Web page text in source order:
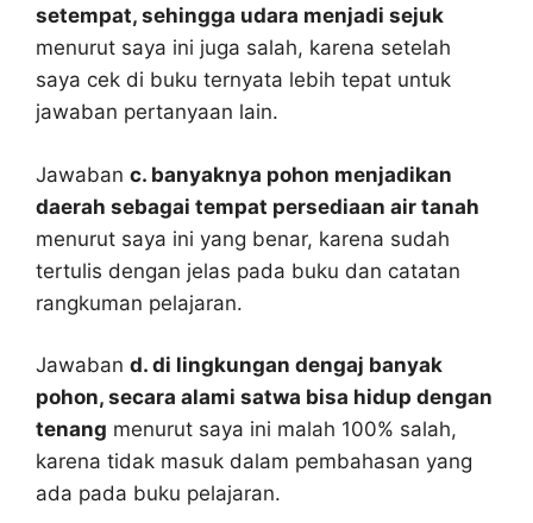
setempat, sehingga udara menjadi sejuk
menurut saya ini juga salah, karena setelah
saya cek di buku ternyata lebih tepat untuk
jawaban pertanyaan lain.
Jawaban c. banyaknya pohon menjadikan
daerah sebagai tempat persediaan air tanah
menurut saya ini yang benar, karena sudah
tertulis dengan jelas pada buku dan catatan
rangkuman pelajaran.
Jawaban d. di lingkungan dengaj banyak
pohon, secara alami satwa bisa hidup dengan
tenang menurut saya ini malah 100% salah,
karena tidak masuk dalam pembahasan yang
ada pada buku pelajaran.